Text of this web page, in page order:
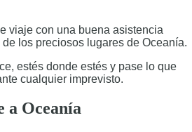
viaje con una buena asistencia
los preciosos lugares de Oceanía.
estés donde estés y pase lo que
cualquier imprevisto.
a Oceanía